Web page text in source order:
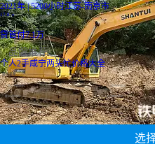
2021年 | 5200小时江苏-南京市
17.8万
贷首付7.1万
品牌推荐
个人2手咸宁两头忙价格大全
最优设备
广西二手挖掘机 轮式挖掘机报价
履带式挖掘机价格 山河智能挖机报价表
小松60挖掘机价格
【个人2手咸宁两头忙价格大全】专区为您汇总有关个人2手咸宁两头忙价格大全有关的二手设备信息，提供个人2手咸宁两头忙价格大全转让,个人2手咸宁两头忙价格大全买卖,市场,包括个人2手咸宁两头忙价格大全报价，热卖品牌，热卖地区
选